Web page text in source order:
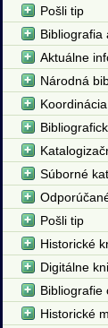
Pošli tip
Bibliografia
Aktuálne
Národná
Súborné
Pošli tip
Historické
Digitálne
Bibliografie
Historické